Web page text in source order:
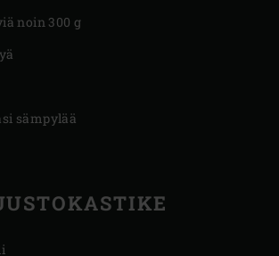
noin 300 g
sämpylää